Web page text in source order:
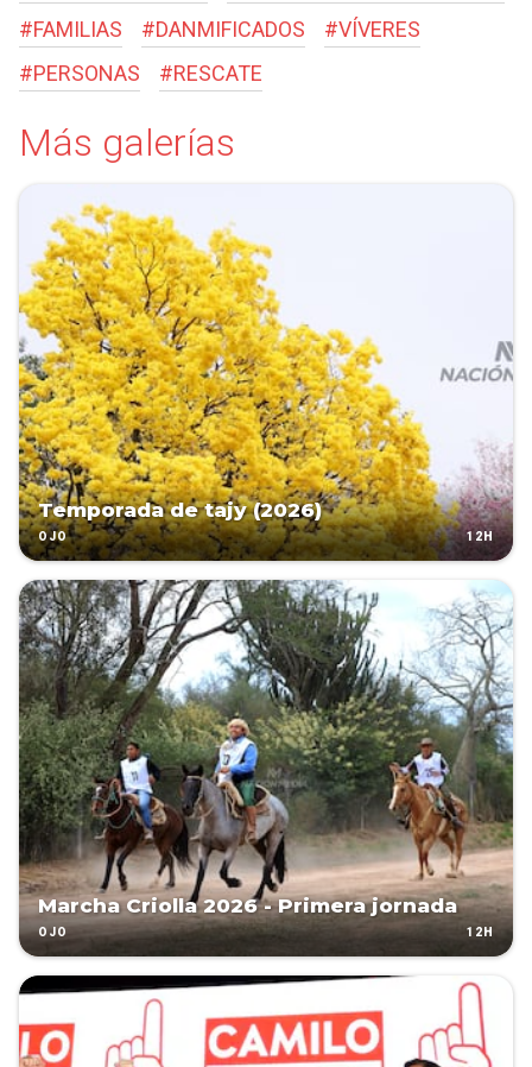
#FAMILIAS #DANMIFICADOS #VÍVERES
#PERSONAS #RESCATE
Más galerías
Temporada de tajy (2026)
OJO 12H
Marcha Criolla 2026 - Primera jornada
OJO 12H